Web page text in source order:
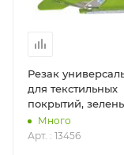
Резак
для текстильных
покрытий,
WOLFF 13456
Много
Арт. : 13456